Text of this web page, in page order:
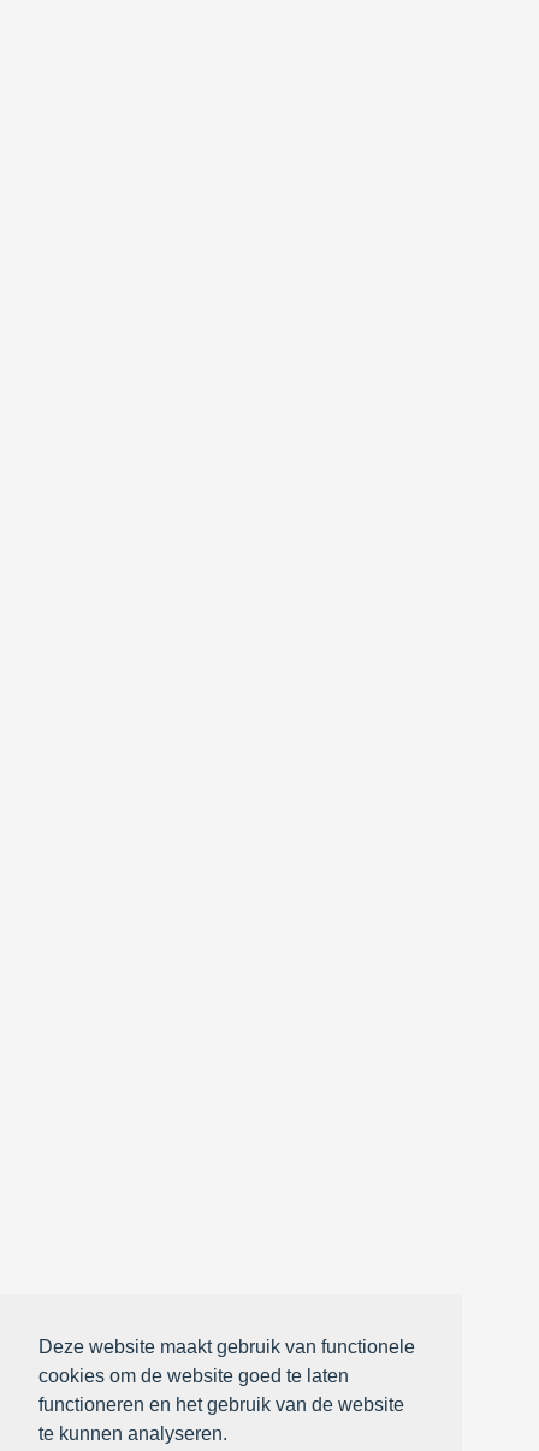
Deze website maakt gebruik van functionele
cookies om de website goed te laten
functioneren en het gebruik van de website
te kunnen analyseren.